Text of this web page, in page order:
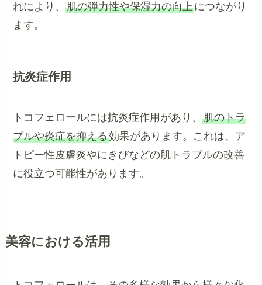
れにより、肌の弾力性や保湿力の向上につながり
ます。
抗炎症作用
トコフェロールには抗炎症作用があり、肌のトラ
ブルや炎症を抑える効果があります。これは、ア
トピー性皮膚炎やにきびなどの肌トラブルの改善
に役立つ可能性があります。
美容における活用